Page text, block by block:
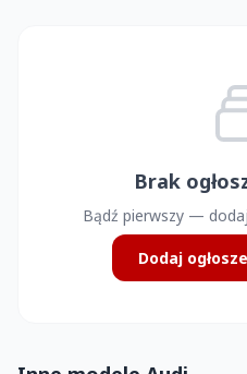
Brak
Bądź pierwszy —
Dodaj